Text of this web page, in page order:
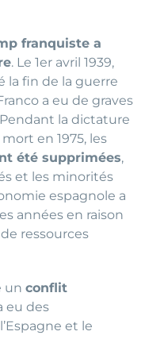
franquiste a
. Le 1er avril 1939,
la fin de la guerre
a eu de graves
la dictature
en 1975, les
été supprimées,
et les minorités
espagnole a
années en raison
ressources
un conflit
eu des
et le